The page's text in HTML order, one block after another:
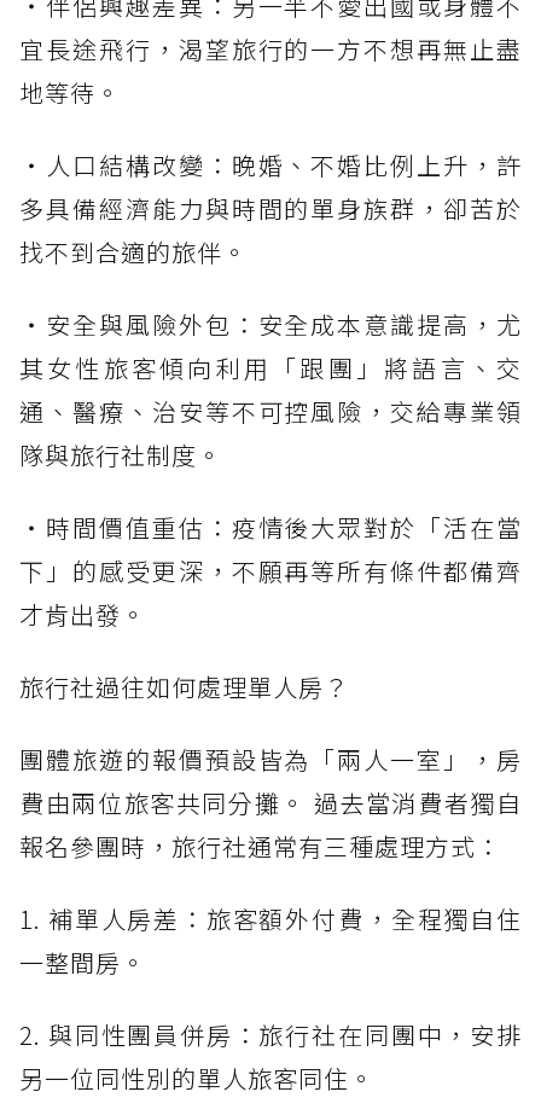
宜長途飛行，渴望旅行的一方不想再無止盡
地等待。
・人口結構改變：晚婚、不婚比例上升，許
多具備經濟能力與時間的單身族群，卻苦於
找不到合適的旅伴。
・安全與風險外包：安全成本意識提高，尤
其女性旅客傾向利用「跟團」將語言、交
通、醫療、治安等不可控風險，交給專業領
隊與旅行社制度。
・時間價值重估：疫情後大眾對於「活在當
下」的感受更深，不願再等所有條件都備齊
才肯出發。
旅行社過往如何處理單人房？
團體旅遊的報價預設皆為「兩人一室」，房
費由兩位旅客共同分攤。 過去當消費者獨自
報名參團時，旅行社通常有三種處理方式：
1. 補單人房差：旅客額外付費，全程獨自住
一整間房。
2. 與同性團員併房：旅行社在同團中，安排
另一位同性別的單人旅客同住。